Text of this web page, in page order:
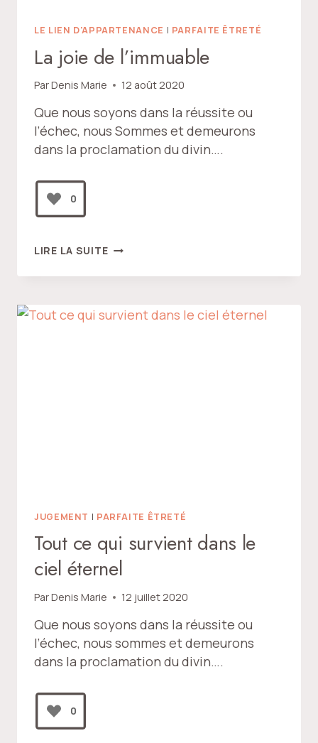
LE LIEN D'APPARTENANCE | PARFAITE ÊTRETÉ
La joie de l’immuable
ParDenis Marie 12 août 2020
Que nous soyons dans la réussite ou
l’échec, nous Sommes et demeurons
dans la proclamation du divin….
0
LIRE LA SUITELA
DE
JUGEMENT | PARFAITE ÊTRETÉ
Tout ce qui survient dans le
ciel éternel
ParDenis Marie 12 juillet 2020
Que nous soyons dans la réussite ou
l’échec, nous sommes et demeurons
dans la proclamation du divin….
0